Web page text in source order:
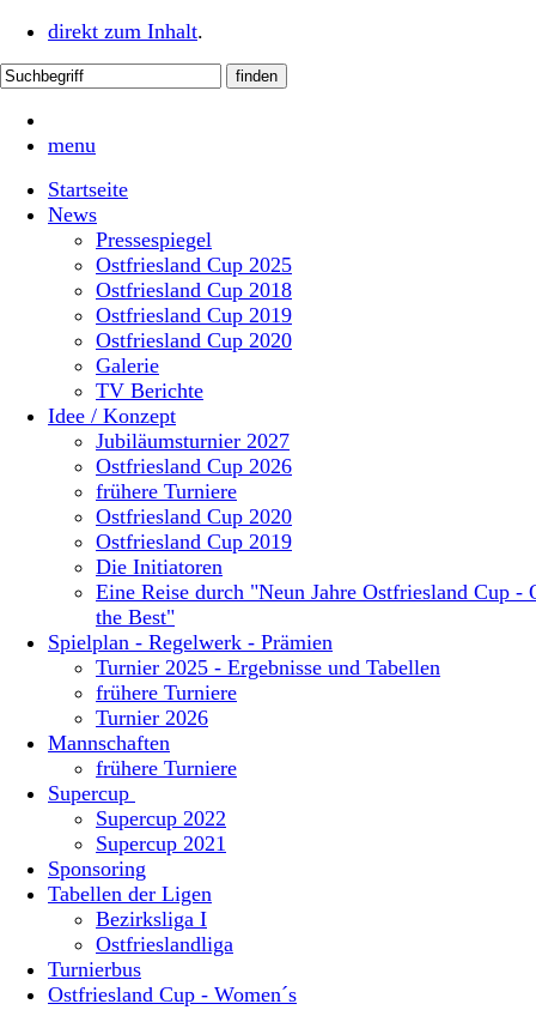
direkt zum Inhalt.
menu
Startseite
News
Pressespiegel
Ostfriesland Cup 2025
Ostfriesland Cup 2018
Ostfriesland Cup 2019
Ostfriesland Cup 2020
Galerie
TV Berichte
Idee / Konzept
Jubiläumsturnier 2027
Ostfriesland Cup 2026
frühere Turniere
Ostfriesland Cup 2020
Ostfriesland Cup 2019
Die Initiatoren
Eine Reise durch "Neun Jahre Ostfriesland Cup -
the Best"
Spielplan - Regelwerk - Prämien
Turnier 2025 - Ergebnisse und Tabellen
frühere Turniere
Turnier 2026
Mannschaften
frühere Turniere
Supercup
Supercup 2022
Supercup 2021
Sponsoring
Tabellen der Ligen
Bezirksliga I
Ostfrieslandliga
Turnierbus
Ostfriesland Cup - Women´s